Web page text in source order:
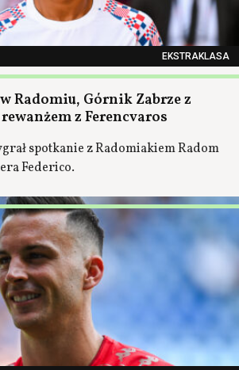
EKSTRAKLASA
Radomiu, Górnik Zabrze z
z Ferencvaros
spotkanie z Radomiakiem Radom
Federico.